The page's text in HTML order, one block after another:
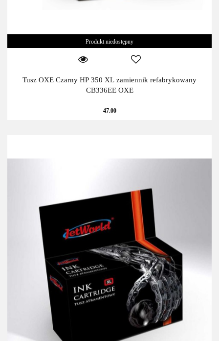
Produkt niedostępny
Tusz OXE Czarny HP 350 XL zamiennik refabrykowany
CB336EE OXE
47.00